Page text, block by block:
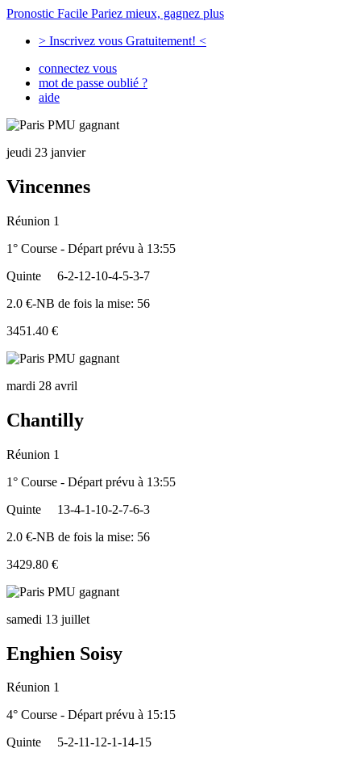
Pronostic Facile Pariez mieux, gagnez plus
> Inscrivez vous Gratuitement! <
connectez vous
mot de passe oublié ?
aide
jeudi 23 janvier
Vincennes
Réunion 1
1° Course - Départ prévu à 13:55
Quinte
6-2-12-10-4-5-3-7
2.0 €-NB de fois la mise: 56
3451.40 €
mardi 28 avril
Chantilly
Réunion 1
1° Course - Départ prévu à 13:55
Quinte
13-4-1-10-2-7-6-3
2.0 €-NB de fois la mise: 56
3429.80 €
samedi 13 juillet
Enghien Soisy
Réunion 1
4° Course - Départ prévu à 15:15
Quinte
5-2-11-12-1-14-15